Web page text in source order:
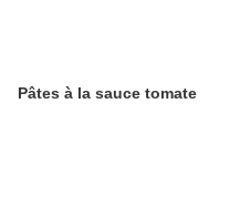
Pâtes à la sauce tomate